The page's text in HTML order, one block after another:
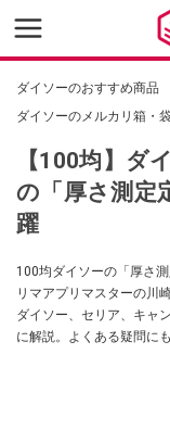
ダイソーのおすすめ商品
ダイソーのメルカリ箱・
【100均】ダ
の「厚さ測定
躍
100均ダイソーの「厚さ
リマアプリマスターの川
ダイソー、セリア、キャ
に解説。よくある疑問に